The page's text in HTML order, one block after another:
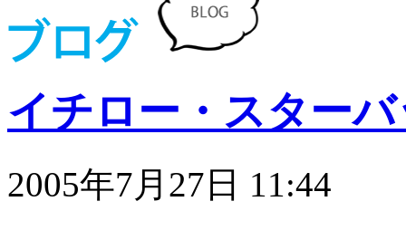
イチロー・スター
2005年7月27日 11:44